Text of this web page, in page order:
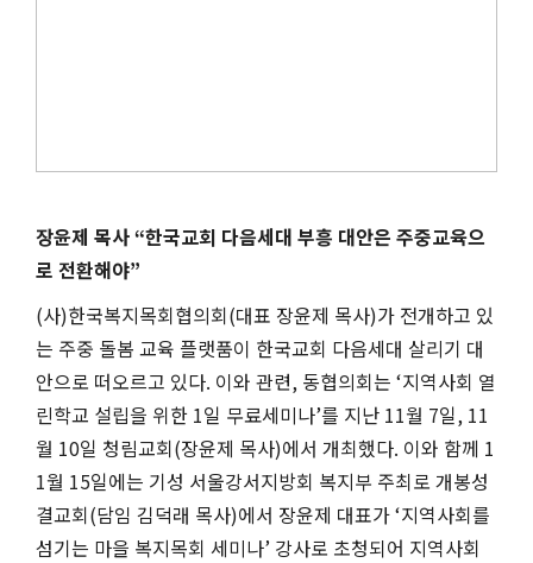
장윤제 목사“한국교회 다음세대 부흥 대안은 주중교육으
로 전환해야”
(사)한국복지목회협의회(대표 장윤제 목사)가 전개하고 있
는 주중 돌봄 교육 플랫품이 한국교회 다음세대 살리기 대
안으로 떠오르고 있다. 이와 관련, 동협의회는 ‘지역사회 열
린학교 설립을 위한 1일 무료세미나’를 지난 11월 7일, 11
월 10일 청림교회(장윤제 목사)에서 개최했다. 이와 함께 1
1월 15일에는 기성 서울강서지방회 복지부 주최로 개봉성
결교회(담임 김덕래 목사)에서 장윤제 대표가‘지역사회를
섬기는 마을 복지목회 세미나’ 강사로 초청되어 지역사회